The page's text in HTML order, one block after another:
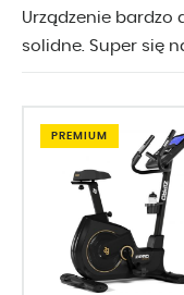
Urządzenie bardzo
solidne. Super się
PREMIUM